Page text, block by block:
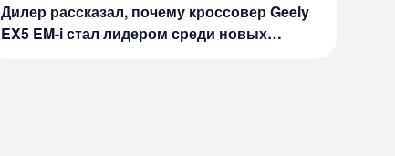
Дилер рассказал, почему кроссовер Geely
EX5 EM-i стал лидером среди новых